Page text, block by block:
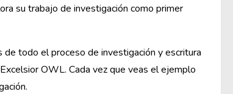
su trabajo de investigación como primer
todo el proceso de investigación y escritura
OWL. Cada vez que veas el ejemplo